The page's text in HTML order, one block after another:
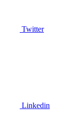
Twitter
Linkedin